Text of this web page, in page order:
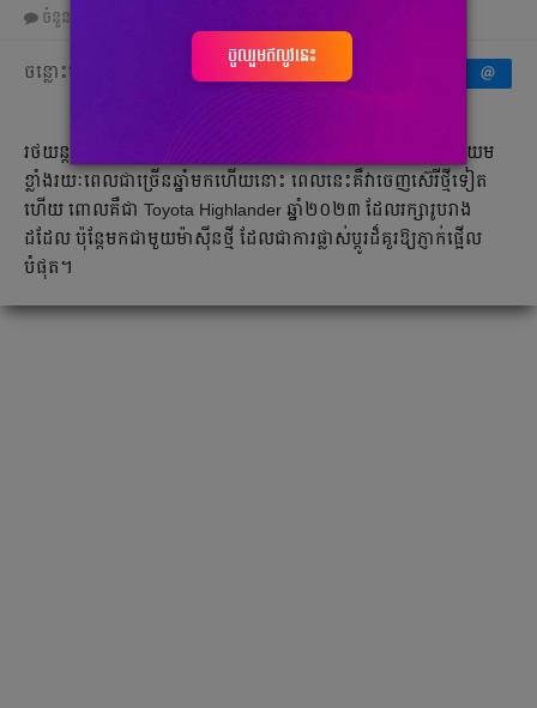
ចំនួនមតិ
ចន្លោះមិនឃើញ
រថយន្ត​ SUV ធុនកណ្តាល​របស់ Toyota ដែលទទួល​បាន​ការពេញ​និយម​
ខ្លាំង​រយៈពេល​ជាច្រើនឆ្នាំ​មកហើយនោះ ពេលនេះ​គឺ​វា​ចេញ​ស៊េរីថ្មីទៀត
ហើយ ពោលគឺជា Toyota Highlander ឆ្នាំ​២០២៣ ដែល​រក្សារូបរាង
ដដែល ប៉ុន្តែមក​ជាមួយ​ម៉ាស៊ីន​ថ្មី ដែល​ជាការផ្លាស់ប្តូរដ៏គួរឱ្យភ្ញាក់ផ្អើល​
បំផុត។
ចូលរួមឥលូវនេះ